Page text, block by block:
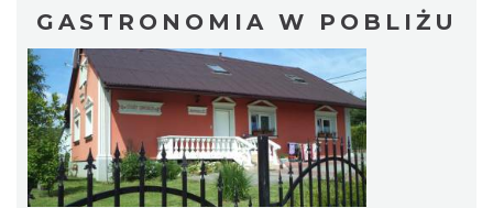
GASTRONOMIA W POBLIŻU